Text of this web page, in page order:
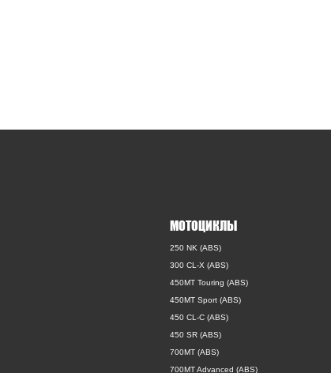
МОТОЦИКЛЫ
250 NK (ABS)
300 CL-X (ABS)
450MT Touring (ABS)
450MT Sport (ABS)
450 CL-C (ABS)
450 SR (ABS)
700MT (ABS)
700MT Advanced (ABS)